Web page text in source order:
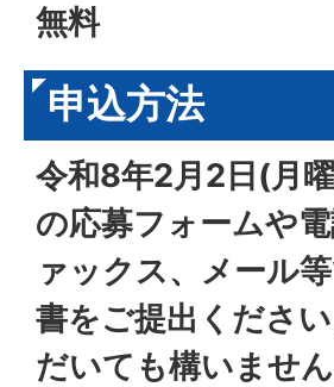
無料
申込方法
令和8年2月2日(月
の応募フォームや
ァックス、メール
書をご提出くださ
だいても構いません